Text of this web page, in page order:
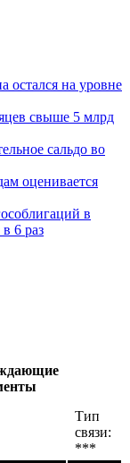
остался на уровне
свыше 5 млрд
сальдо во
оценивается
в
6 раз
Тип
связи:
***